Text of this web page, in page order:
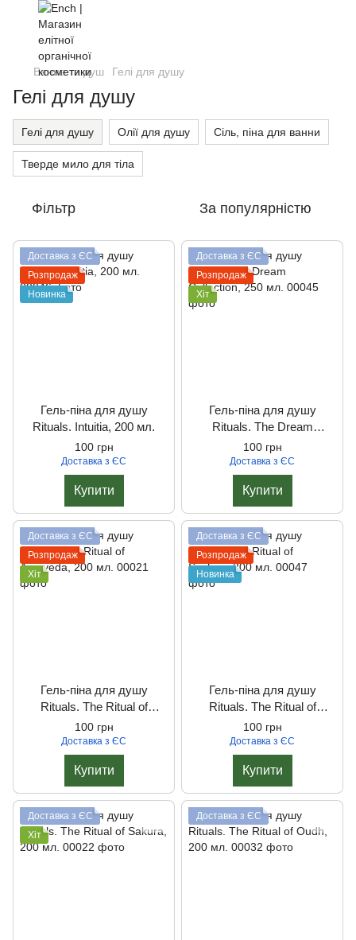
Ванна та душ Гелі для душу
Гелі для душу
Гелі для душу Олії для душу Сіль, піна для ванни
Тверде мило для тіла
Фільтр За популярністю
Доставка з ЄС
Розпродаж
Новинка
Гель-піна для душу
Rituals. Intuitia, 200 мл.
100 грн
Доставка з ЄС
Купити
Доставка з ЄС
Розпродаж
Хіт
Гель-піна для душу
Rituals. The Dream
Collection, 250 мл.
100 грн
Доставка з ЄС
Купити
Доставка з ЄС
Розпродаж
Хіт
Гель-піна для душу
Rituals. The Ritual of
Ayurveda, 200 мл.
100 грн
Доставка з ЄС
Купити
Доставка з ЄС
Розпродаж
Новинка
Гель-піна для душу
Rituals. The Ritual of
Seshen, 200 мл.
100 грн
Доставка з ЄС
Купити
Доставка з ЄС
Хіт
Доставка з ЄС